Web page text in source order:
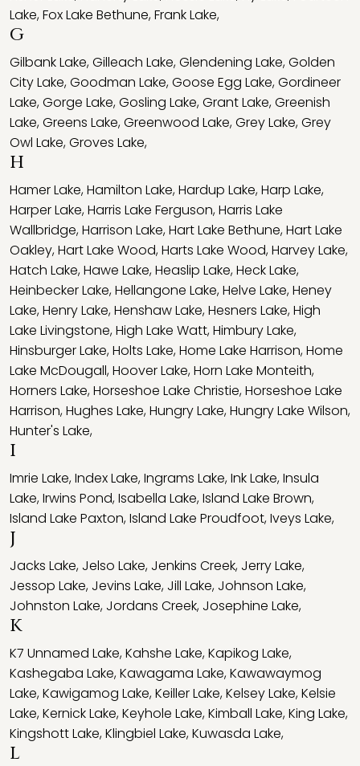
Lake,Fox Lake Bethune,Frank Lake,
G
Gilbank Lake,Gilleach Lake,Glendening Lake,Golden
City Lake,Goodman Lake,Goose Egg Lake,Gordineer
Lake,Gorge Lake,Gosling Lake,Grant Lake,Greenish
Lake,Greens Lake,Greenwood Lake,Grey Lake,Grey
Owl Lake,Groves Lake,
H
Hamer Lake,Hamilton Lake,Hardup Lake,Harp Lake,
Harper Lake,Harris Lake Ferguson,Harris Lake
Wallbridge,Harrison Lake,Hart Lake Bethune,Hart Lake
Oakley,Hart Lake Wood,Harts Lake Wood,Harvey Lake,
Hatch Lake,Hawe Lake,Heaslip Lake,Heck Lake,
Heinbecker Lake,Hellangone Lake,Helve Lake,Heney
Lake,Henry Lake,Henshaw Lake,Hesners Lake,High
Lake Livingstone,High Lake Watt,Himbury Lake,
Hinsburger Lake,Holts Lake,Home Lake Harrison,Home
Lake McDougall,Hoover Lake,Horn Lake Monteith,
Horners Lake,Horseshoe Lake Christie,Horseshoe Lake
Harrison,Hughes Lake,Hungry Lake,Hungry Lake Wilson,
Hunter's Lake,
I
Imrie Lake,Index Lake,Ingrams Lake,Ink Lake,Insula
Lake,Irwins Pond,Isabella Lake,Island Lake Brown,
Island Lake Paxton,Island Lake Proudfoot,Iveys Lake,
J
Jacks Lake, Jelso Lake, Jenkins Creek, Jerry Lake,
Jessop Lake, Jevins Lake, Jill Lake, Johnson Lake,
Johnston Lake, Jordans Creek, Josephine Lake,
K
K7 Unnamed Lake,Kahshe Lake,Kapikog Lake,
Kashegaba Lake,Kawagama Lake,Kawawaymog
Lake,Kawigamog Lake,Keiller Lake,Kelsey Lake,Kelsie
Lake,Kernick Lake,Keyhole Lake,Kimball Lake,King Lake,
Kingshott Lake,Klingbiel Lake,Kuwasda Lake,
L